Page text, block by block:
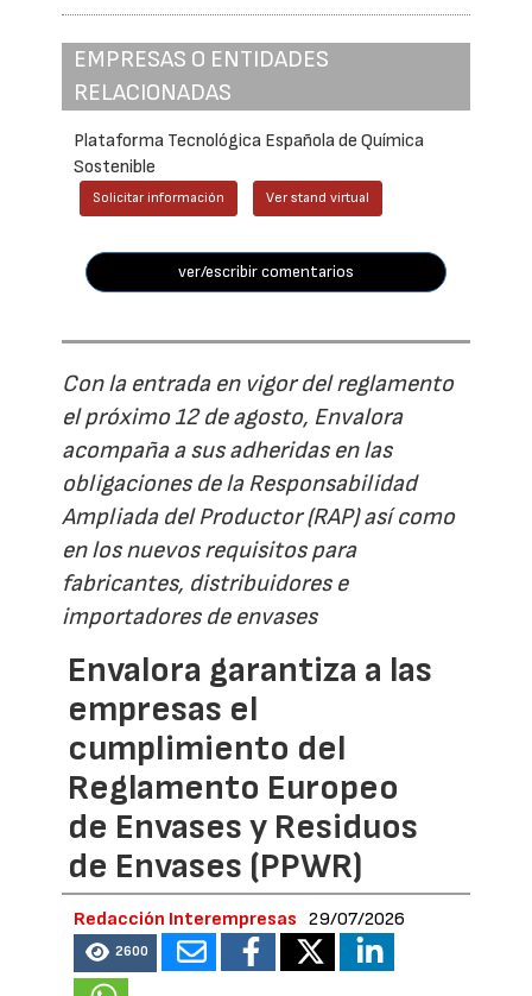
EMPRESAS O ENTIDADES
RELACIONADAS
Plataforma Tecnológica Española de Química
Sostenible
Solicitar información Ver stand virtual
ver/escribir comentarios
Con la entrada en vigor del reglamento
el próximo 12 de agosto, Envalora
acompaña a sus adheridas en las
obligaciones de la Responsabilidad
Ampliada del Productor (RAP) así como
en los nuevos requisitos para
fabricantes, distribuidores e
importadores de envases
Envalora garantiza a las
empresas el
cumplimiento del
Reglamento Europeo
de Envases y Residuos
de Envases (PPWR)
Redacción Interempresas 29/07/2026
2600